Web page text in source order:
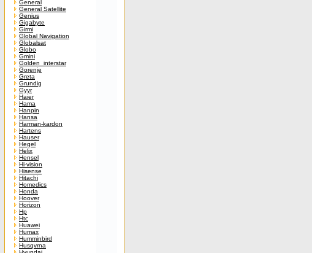
General
General Satellite
Genius
Gigabyte
Girmi
Global Navigation
Globalsat
Globo
Gmini
Golden_interstar
Gorenje
Greta
Grundig
Gyyr
Haier
Hama
Hanpin
Hansa
Harman-kardon
Hartens
Hauser
Hegel
Helix
Hensel
Hi-vision
Hisense
Hitachi
Homedics
Honda
Hoover
Horizon
Hp
Htc
Huawei
Humax
Humminbird
Husqvrna